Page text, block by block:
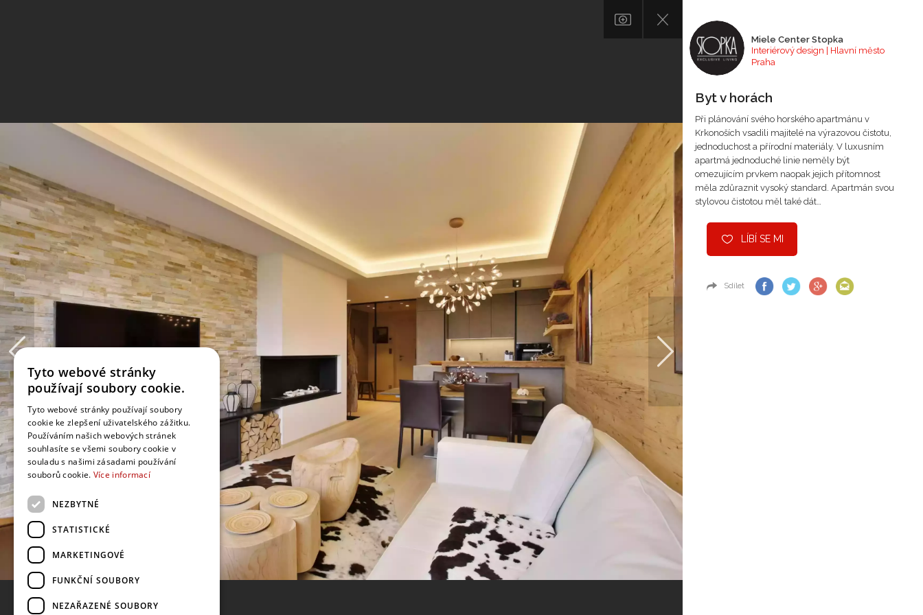
Miele Center Stopka
Interiérový design | Hlavní město
Praha
Byt v horách
Při plánování svého horského apartmánu v
Krkonoších vsadili majitelé na výrazovou čistotu,
jednoduchost a přírodní materiály. V luxusním
apartmá jednoduché linie neměly být
omezujícím prvkem naopak jejich přítomnost
měla zdůraznit vysoký standard. Apartmán svou
stylovou čistotou měl také dát…
LÍBÍ SE MI
Sdílet
Tyto webové stránky
používají soubory cookie.
Tyto webové stránky používají soubory
cookie ke zlepšení uživatelského zážitku.
Používáním našich webových stránek
souhlasíte se všemi soubory cookie v
souladu s našimi zásadami používání
souborů cookie. Více informací
NEZBYTNÉ
STATISTICKÉ
MARKETINGOVÉ
FUNKČNÍ SOUBORY
NEZAŘAZENÉ SOUBORY